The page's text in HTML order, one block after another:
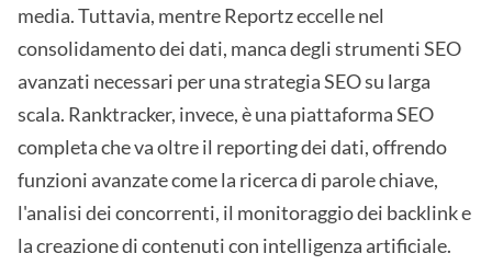
media. Tuttavia, mentre Reportz eccelle nel
consolidamento dei dati, manca degli strumenti SEO
avanzati necessari per una strategia SEO su larga
scala. Ranktracker, invece, è una piattaforma SEO
completa che va oltre il reporting dei dati, offrendo
funzioni avanzate come la ricerca di parole chiave,
l'analisi dei concorrenti, il monitoraggio dei backlink e
la creazione di contenuti con intelligenza artificiale.